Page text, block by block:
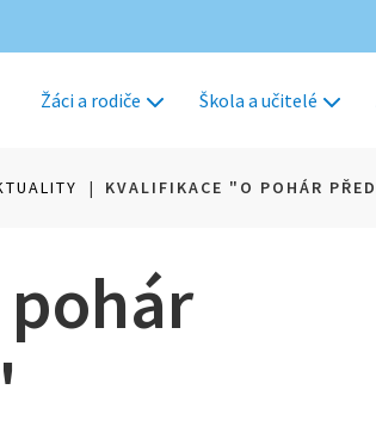
Žáci a rodiče Škola a učitelé
| KVALIFIKACE "O POHÁR